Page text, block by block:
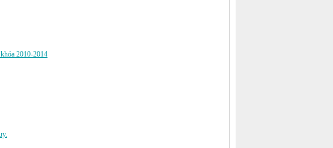
2010-2014